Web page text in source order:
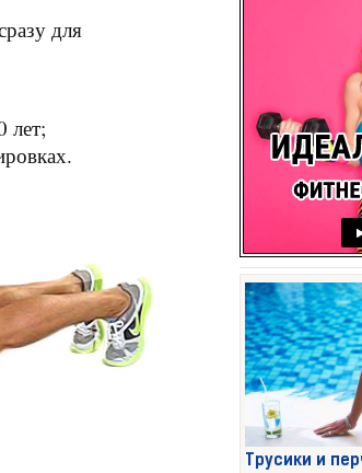
для
лет;
Трусики и